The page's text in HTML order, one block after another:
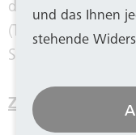
dem Küchentisch
(Text: Tanja Kuhl,
Stadthistorische
Zurück zur
und das Ihnen
stehende